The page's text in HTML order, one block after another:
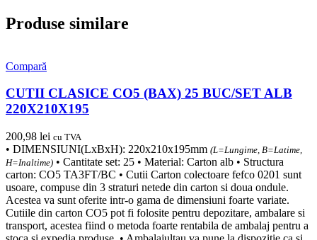
Produse similare
Compară
CUTII CLASICE CO5 (BAX) 25 BUC/SET ALB
220X210X195
200,98 lei cu TVA
• DIMENSIUNI(LxBxH): 220x210x195mm (L=Lungime, B=Latime,
H=Inaltime) • Cantitate set: 25 • Material: Carton alb • Structura
carton: CO5 TA3FT/BC • Cutii Carton colectoare fefco 0201 sunt
usoare, compuse din 3 straturi netede din carton si doua ondule.
Acestea va sunt oferite intr-o gama de dimensiuni foarte variate.
Cutiile din carton CO5 pot fi folosite pentru depozitare, ambalare si
transport, acestea fiind o metoda foarte rentabila de ambalaj pentru a